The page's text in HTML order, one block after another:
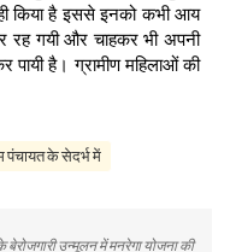
किया है इससे इनको कभी आय
रह गयी और चाहकर भी अपनी
है। ग्रामीण महिलाओं की
पंचायत के सेदर्भ में
बेरोजगारी उन्मूलन में मनरेगा योजना की